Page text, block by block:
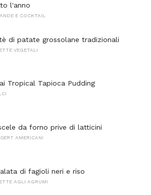
l'anno
E COCKTAIL
di patate grossolane tradizionali
VEGETALI
Tropical Tapioca Pudding
da forno prive di latticini
AMERICANI
di fagioli neri e riso
AGLI AGRUMI